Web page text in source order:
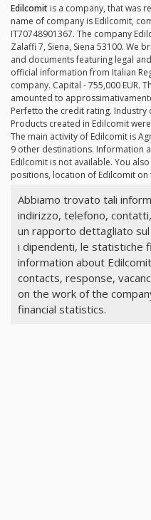
Edilcomit is a company, that was
name of company is Edilcomit,
IT70748901367. The company
Zalaffi 7, Siena, Siena 53100. We
and documents featuring legal
official information from Italian
company. Capital - 755,000 EUR.
amounted to
Perfetto the credit rating. Industry
Products created in Edilcomit
The main activity of Edilcomit is
9 other destinations. Information
Edilcomit is not available. You
positions, location of Edilcomit on
Abbiamo trovato tali
indirizzo, telefono,
un rapporto dettagliato
i dipendenti, le statistiche
information about
contacts, response,
on the work of the
financial statistics.